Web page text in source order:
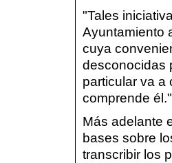
"Tales
Ayuntamiento
cuya
desconocidas
particular va a
comprende él."
Más adelante
bases sobre
transcribir los